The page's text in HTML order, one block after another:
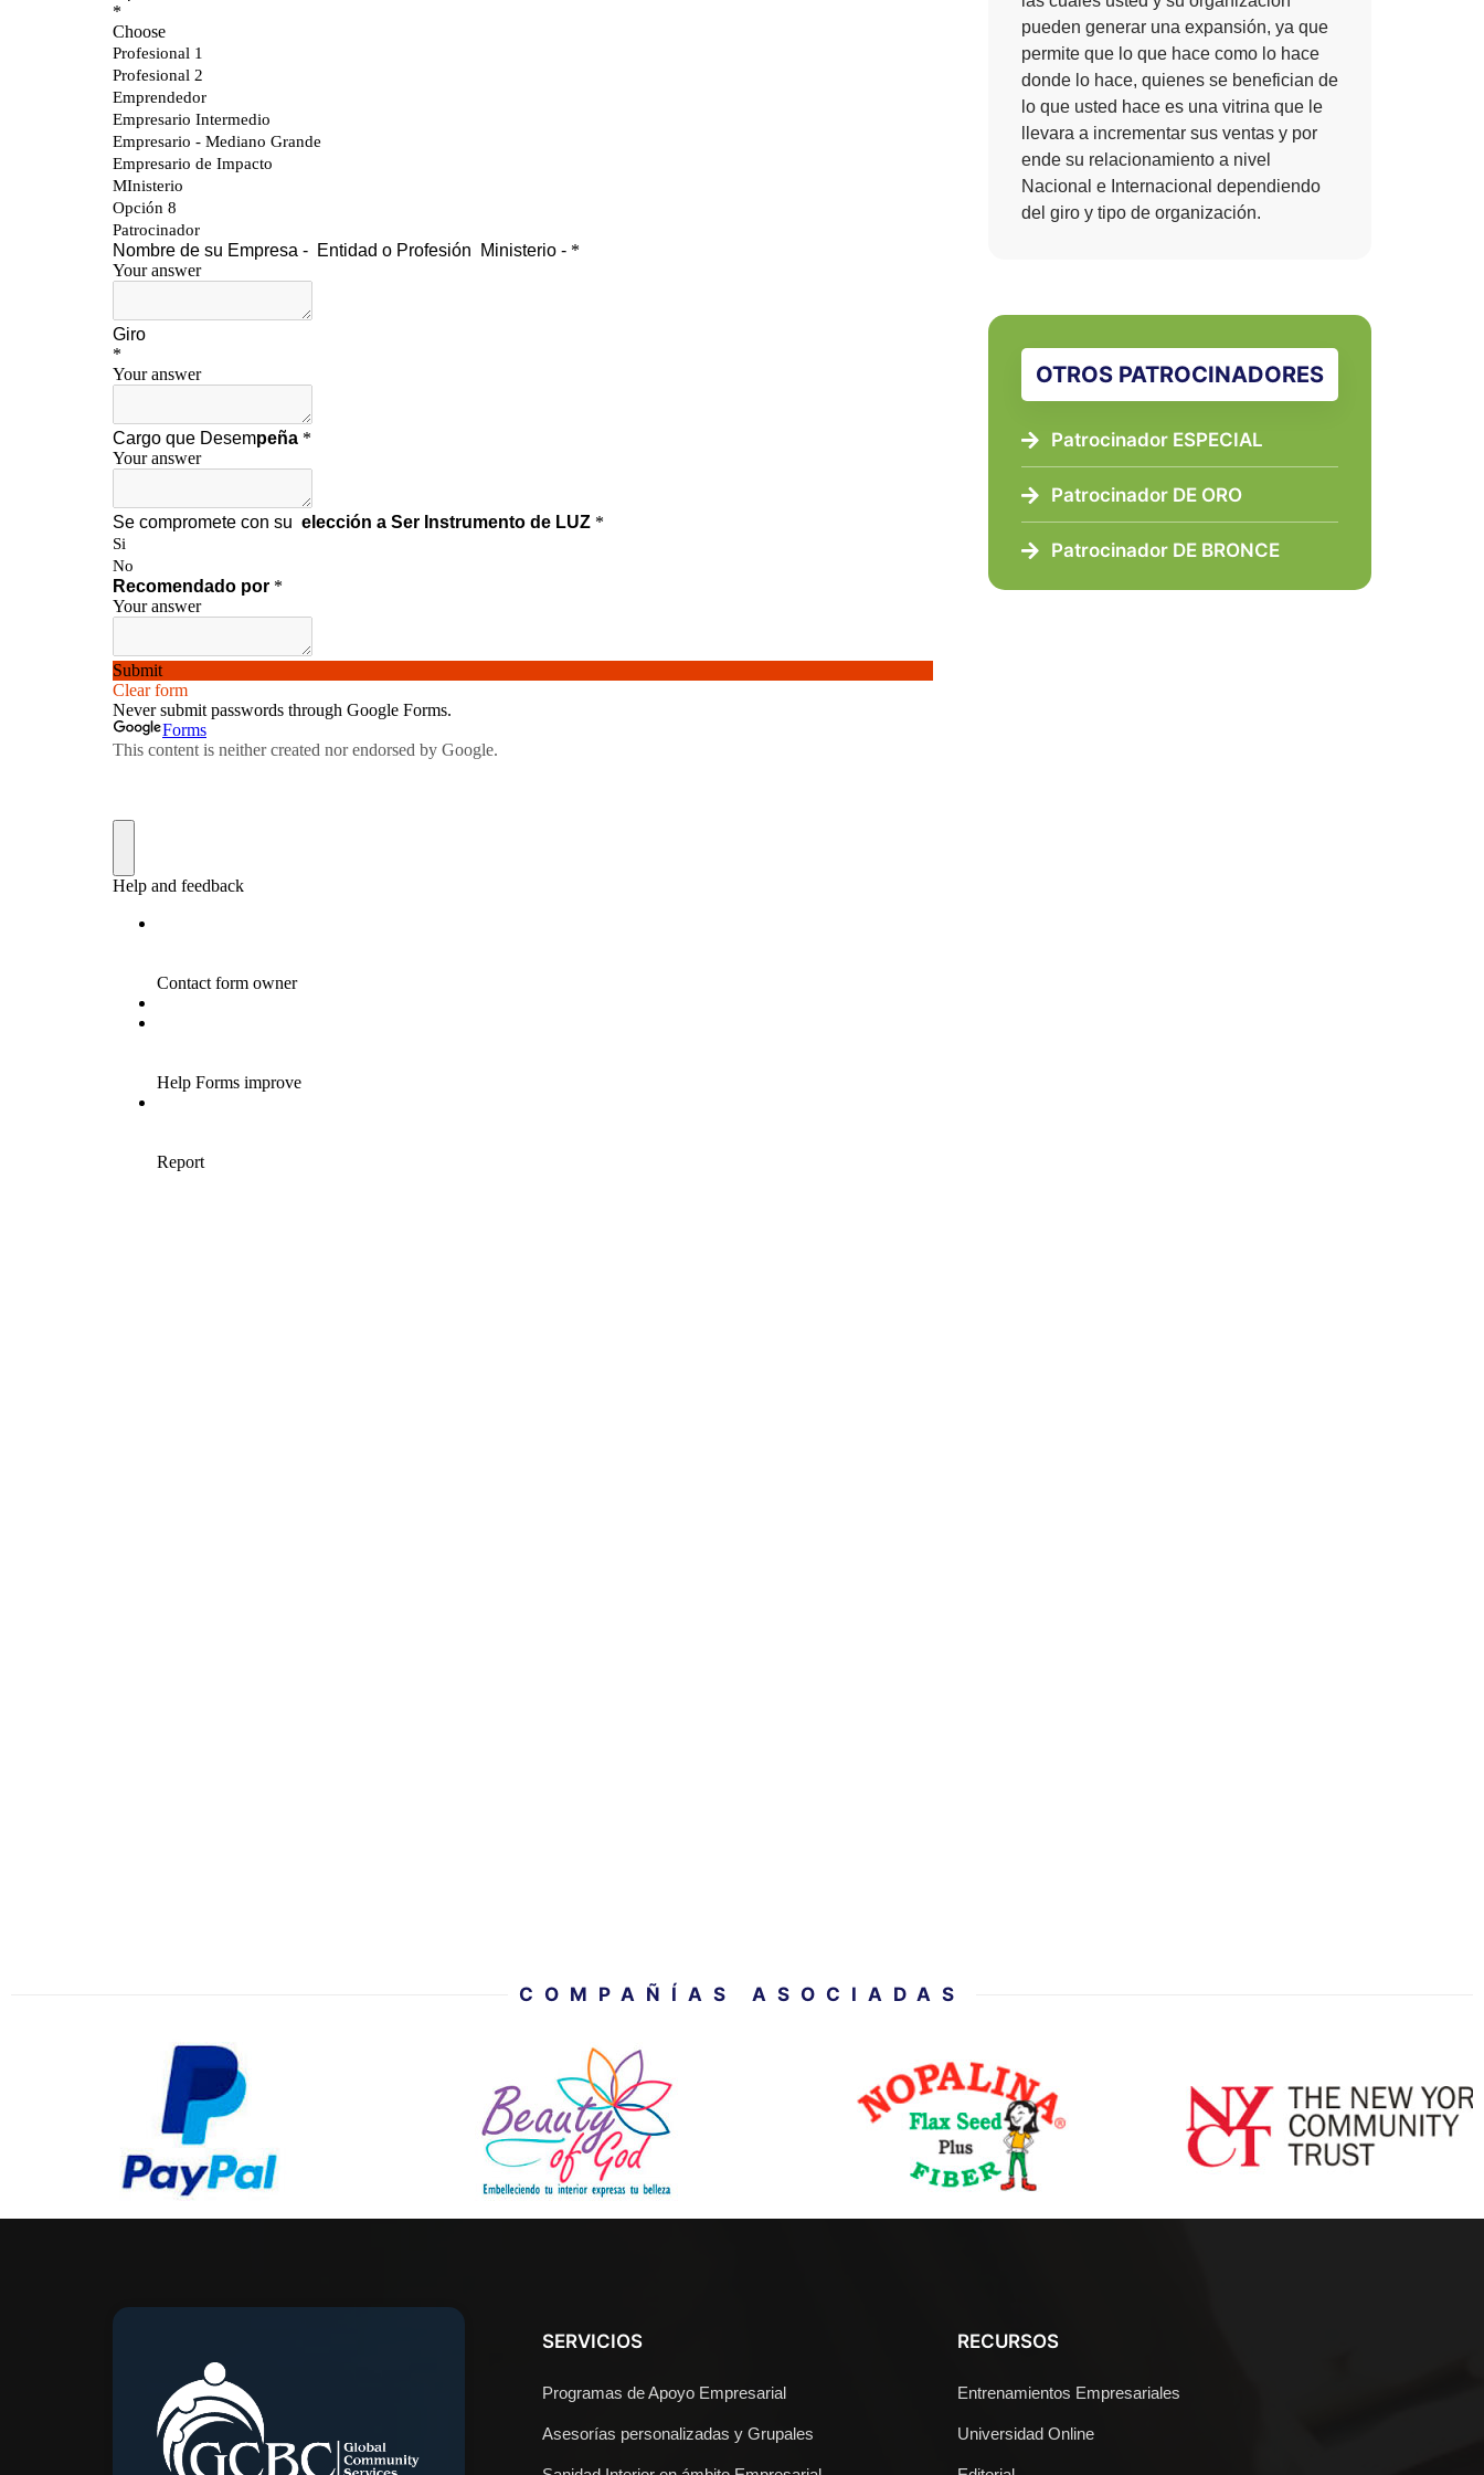
pueden generar una expansión, ya que
permite que lo que hace como lo hace
donde lo hace, quienes se benefician de
lo que usted hace es una vitrina que le
llevara a incrementar sus ventas y por
ende su relacionamiento a nivel
Nacional e Internacional dependiendo
del giro y tipo de organización.
OTROS PATROCINADORES
Patrocinador ESPECIAL
Patrocinador DE ORO
Patrocinador DE BRONCE
COMPAÑÍAS ASOCIADAS
SERVICIOS
Programas de Apoyo Empresarial
Asesorías personalizadas y Grupales
RECURSOS
Entrenamientos Empresariales
Universidad Online